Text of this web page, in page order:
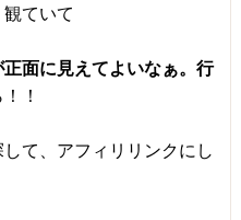
ていて
正面に見えてよいなぁ。行
！
て、アフィリリンクにし